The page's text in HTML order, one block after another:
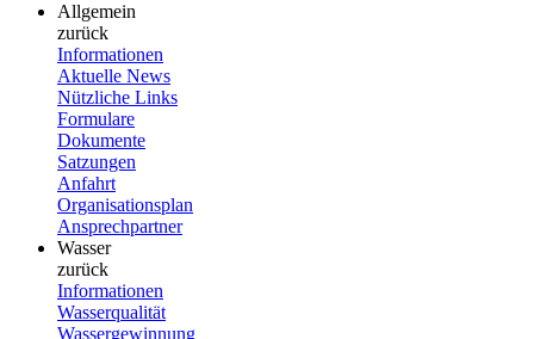
Allgemein
zurück
Informationen
Aktuelle News
Nützliche Links
Formulare
Dokumente
Satzungen
Anfahrt
Organisationsplan
Ansprechpartner
Wasser
zurück
Informationen
Wasserqualität
Wassergewinnung